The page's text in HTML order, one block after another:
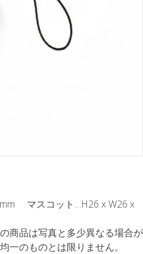
マスコット…H26 x W26 x
商品は写真と多少異なる場合が
一のものとは限りません。